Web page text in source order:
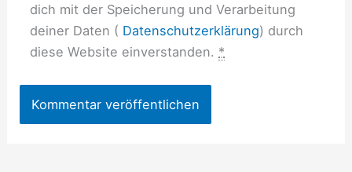
dich mit der Speicherung und Verarbeitung
deiner Daten ( Datenschutzerklärung) durch
diese Website einverstanden. *